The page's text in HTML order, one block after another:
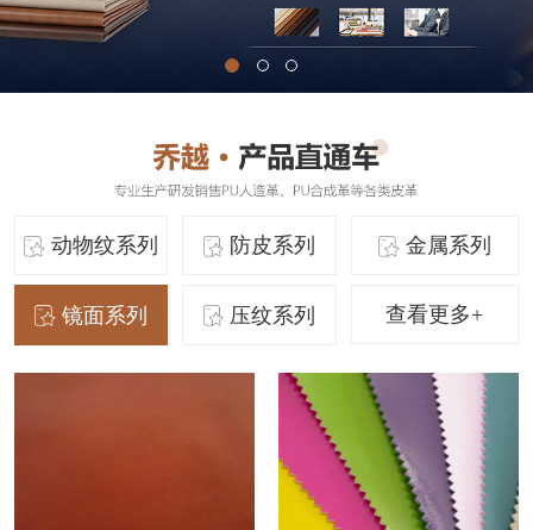
动物纹系列 防皮系列 金属系列
镜面系列 压纹系列 查看更多+